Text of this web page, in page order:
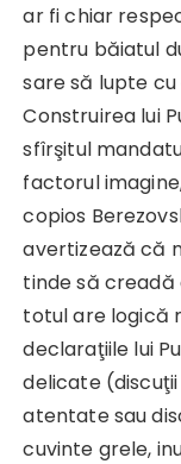
ar fi chiar
pentru băiatul
sare să lupte
Construirea lui
sfîrşitul
factorul
copios
avertizează că
tinde să
totul are logică
declaraţiile lui
delicate
atentate sau
cuvinte grele,